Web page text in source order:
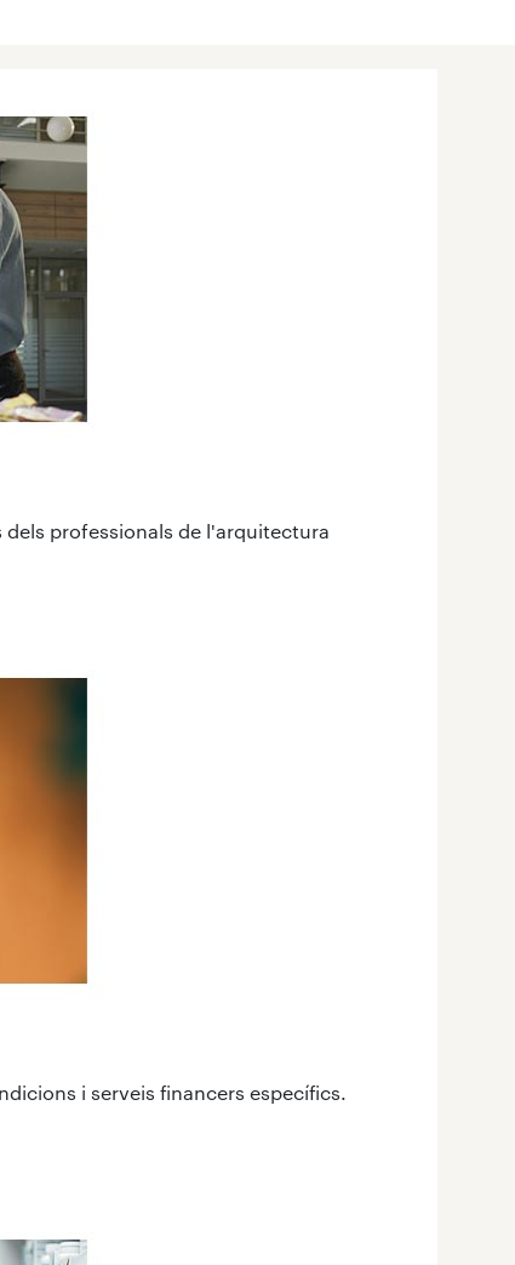
professionals de l'arquitectura
i serveis financers específics.